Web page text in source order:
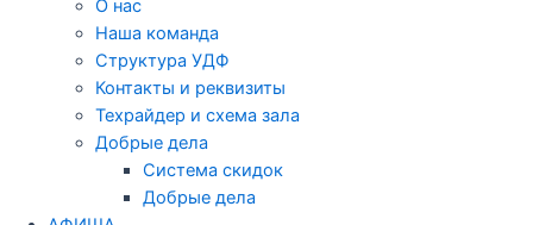
О нас
Наша команда
Структура УДФ
Контакты и реквизиты
Техрайдер и схема зала
Добрые дела
Система скидок
Добрые дела